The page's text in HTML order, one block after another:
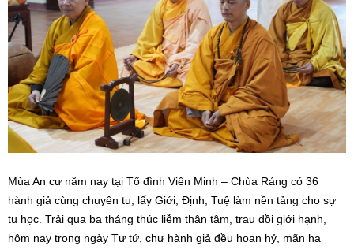
Mùa An cư năm nay tại Tổ đình Viên Minh – Chùa Ráng có 36
hành giả cùng chuyên tu, lấy Giới, Định, Tuệ làm nền tảng cho sự
tu học. Trải qua ba tháng thúc liễm thân tâm, trau dồi giới hạnh,
hôm nay trong ngày Tự tứ, chư hành giả đều hoan hỷ, mãn hạ